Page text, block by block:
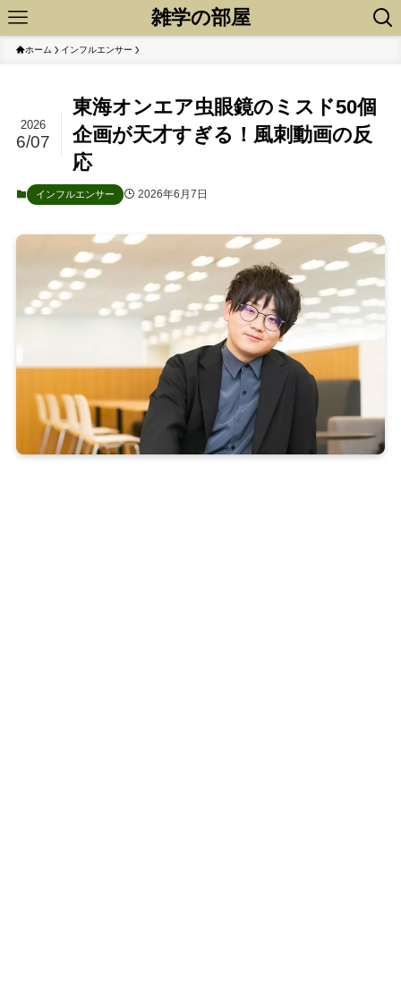
雑学の部屋
ホーム インフルエンサー
東海オンエア虫眼鏡のミスド50個
企画が天才すぎる！風刺動画の反
応
2026
6/07
インフルエンサー 2026年6月7日